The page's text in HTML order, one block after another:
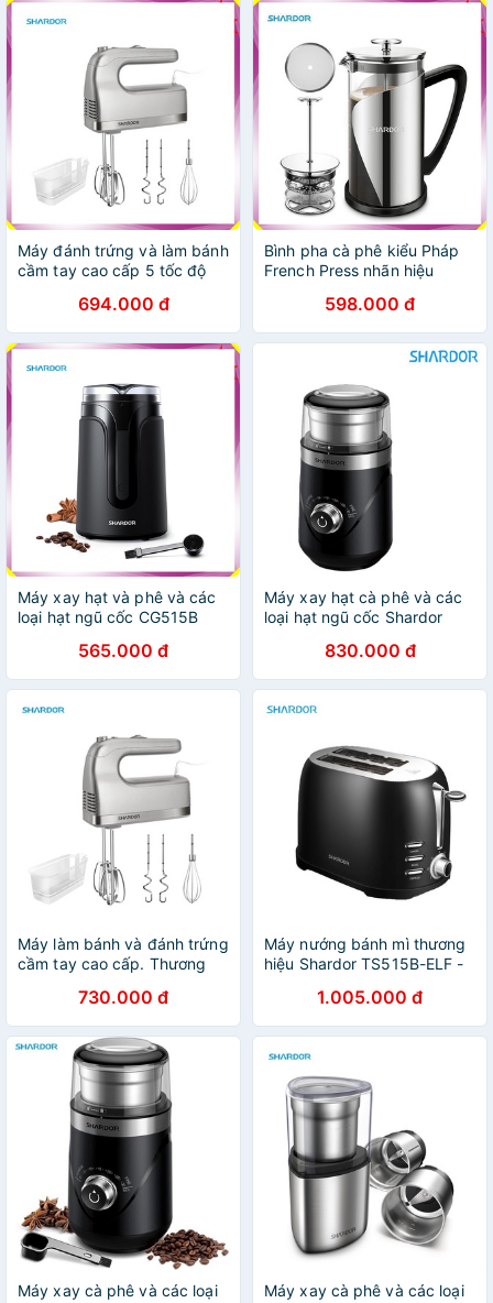
Máy đánh trứng và làm bánh
cầm tay cao cấp 5 tốc độ
suất: 350W - Chất liệu: Inox
430 và Nhựa ABS
694.000 đ
Bình pha cà phê kiểu Pháp
French Press nhãn hiệu
1000ml - HÀNG NHẬP KHẨU
(Bảo hành 12 tháng)
598.000 đ
Máy xay hạt và phê và các
loại hạt ngũ cốc CG515B
NHẬP KHẨU (Bảo hành 12
tháng)
565.000 đ
Máy xay hạt cà phê và các
loại hạt ngũ cốc Shardor
HÀNG CHÍNH HÃNG
830.000 đ
Máy làm bánh và đánh trứng
cầm tay cao cấp. Thương
Công suất 350W {CHÍNH
HÃNG 100%}
730.000 đ
Máy nướng bánh mì thương
hiệu Shardor TS515B-ELF -
thước: 30x20x15cm {CHÍNH
HÃNG 100%}
1.005.000 đ
Máy xay cà phê và các loại
Máy xay cà phê và các loại